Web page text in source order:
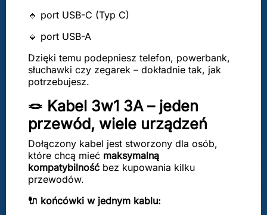
🔹 port USB-C (Typ C)
🔹 port USB-A
Dzięki temu podepniesz telefon, powerbank,
słuchawki czy zegarek – dokładnie tak, jak
potrzebujesz.
🪢 Kabel 3w1 3A – jeden
przewód, wiele urządzeń
Dołączony kabel jest stworzony dla osób,
które chcą mieć maksymalną
kompatybilność bez kupowania kilku
przewodów.
🔌 końcówki w jednym kablu: